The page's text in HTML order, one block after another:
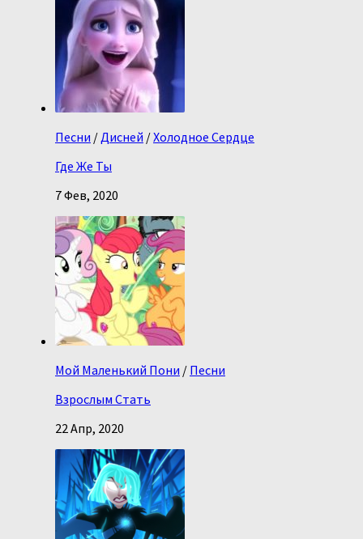
Песни / Дисней /Холодное Сердце
Где Же Ты
7 Фев, 2020
Мой Маленький Пони / Песни
Взрослым Стать
22 Апр, 2020